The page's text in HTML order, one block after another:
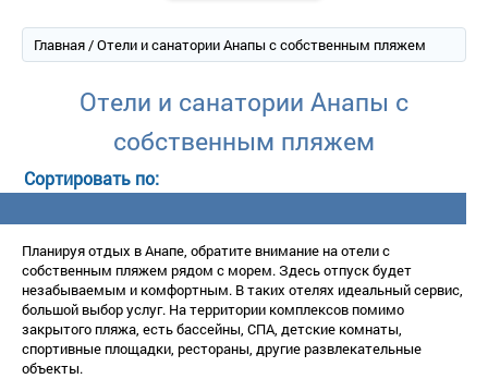
Главная/ Отели и санатории Анапы с собственным пляжем
Отели и санатории Анапы с
собственным пляжем
Планируя отдых в Анапе, обратите внимание на отели с
собственным пляжем рядом с морем. Здесь отпуск будет
незабываемым и комфортным. В таких отелях идеальный сервис,
ольшой выбор услуг. На территории комплексов помимо
закрытого пляжа, есть бассейны, СПА, детские комнаты,
спортивные площадки, рестораны, другие развлекательные
объекты.